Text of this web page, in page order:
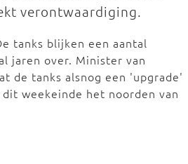
verontwaardiging.
tanks blijken een aantal
jaren over. Minister van
de tanks alsnog een 'upgrade'
weekeinde het noorden van